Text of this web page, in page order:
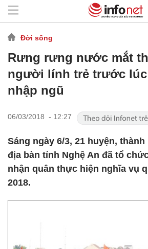
Đời sống
Rưng rưng nước mắt
người lính trẻ trước
nhập ngũ
06/03/2018 - 12:27
Sáng ngày 6/3, 21 huyện,
địa bàn tỉnh Nghệ An đã tổ
nhận quân thực hiện nghĩa vụ
2018.